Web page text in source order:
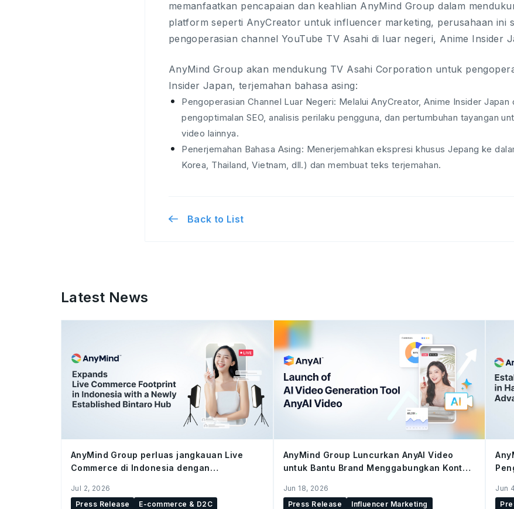
memanfaatkan pencapaian dan keahlian AnyMind Group dalam
platform seperti AnyCreator untuk influencer marketing, perusahaan ini
pengoperasian channel YouTube TV Asahi di luar negeri, Anime Insider
AnyMind Group akan mendukung TV Asahi Corporation untuk
Insider Japan, terjemahan bahasa asing:
Pengoperasian Channel Luar Negeri: Melalui AnyCreator, Anime Insider
pengoptimalan SEO, analisis perilaku pengguna, dan pertumbuhan tayangan
video lainnya.
Penerjemahan Bahasa Asing: Menerjemahkan ekspresi khusus Jepang ke
Korea, Thailand, Vietnam, dll.) dan membuat teks terjemahan.
Back to List
Latest News
AnyMind Group perluas jangkauan Live
Commerce di Indonesia dengan
Jul 2, 2026
Press Release
E-commerce & D2C
AnyMind Group Luncurkan AnyAI Video
untuk Bantu Brand Menggabungkan Konten
Social Commerce
Jun 18, 2026
Press Release
Influencer Marketing
Jun